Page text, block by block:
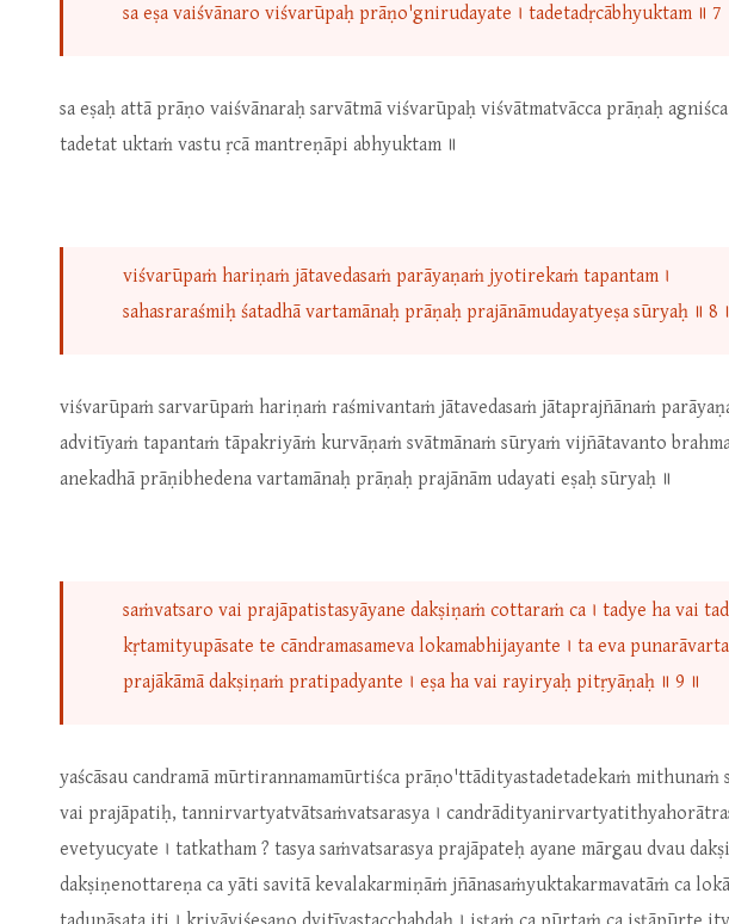
sa eṣa vaiśvānaro viśvarūpaḥ prāṇo'gnirudayate । tadetadṛcābhyuktam ॥ 7
sa eṣaḥ attā prāṇo vaiśvānaraḥ sarvātmā viśvarūpaḥ viśvātmatvācca prāṇaḥ
tadetat uktaṁ vastu ṛcā mantreṇāpi abhyuktam ॥
viśvarūpaṁ hariṇaṁ jātavedasaṁ parāyaṇaṁ jyotirekaṁ tapantam ।
sahasraraśmiḥ śatadhā vartamānaḥ prāṇaḥ prajānāmudayatyeṣa sūryaḥ ॥ 8
viśvarūpaṁ sarvarūpaṁ hariṇaṁ raśmivantaṁ jātavedasaṁ jātaprajñānaṁ
advitīyaṁ tapantaṁ tāpakriyāṁ kurvāṇaṁ svātmānaṁ sūryaṁ vijñātavanto
anekadhā prāṇibhedena vartamānaḥ prāṇaḥ prajānām udayati eṣaḥ sūryaḥ ॥
saṁvatsaro vai prajāpatistasyāyane dakṣiṇaṁ cottaraṁ ca । tadye ha vai
kṛtamityupāsate te cāndramasameva lokamabhijayante । ta eva
prajākāmā dakṣiṇaṁ pratipadyante । eṣa ha vai rayiryaḥ pitṛyāṇaḥ ॥ 9 ॥
yaścāsau candramā mūrtirannamamūrtiśca prāṇo'ttādityastadetadekaṁ
vai prajāpatiḥ, tannirvartyatvātsaṁvatsarasya ।
evetyucyate । tatkatham ? tasya saṁvatsarasya prajāpateḥ ayane mārgau dvau
dakṣiṇenottareṇa ca yāti savitā kevalakarmiṇāṁ jñānasaṁyuktakarmavatāṁ ca